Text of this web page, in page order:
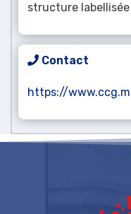
structure
Contact
https://